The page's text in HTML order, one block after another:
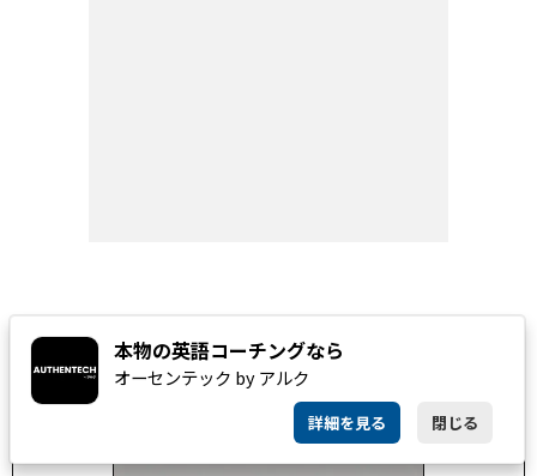
2026
08
NEW BOOK
おすすめ新刊
Realize 英文法MASTERY［基礎～必修レベル］
本物の英語コーチングなら
オーセンテック by アルク
詳細を見る 閉じる